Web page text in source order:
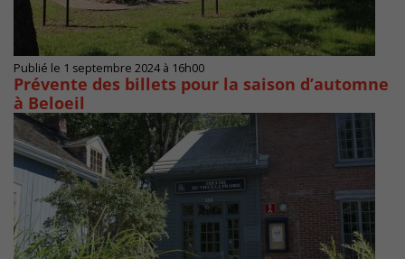
Publié le 1 septembre 2024 à 16h00
Prévente des billets pour la saison d’automne
à Beloeil